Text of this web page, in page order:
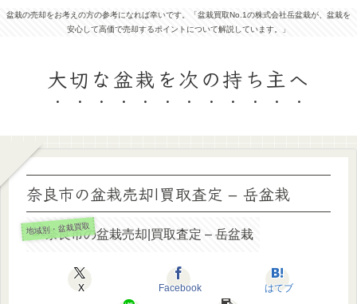
盆栽の売却をお考えの方の参考になれば幸いです。「盆栽買取No.1の株式会社岳盆栽が、盆栽を
安心して高価で売却するポイントについて解説しています。」
大切な盆栽を次の持ち主へ
奈良市の盆栽売却|買取査定 – 岳盆栽
地域別・盆栽買取
X Facebook はてブ